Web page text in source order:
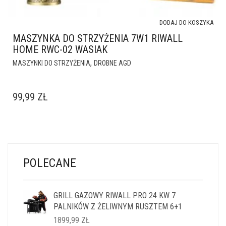
MASZYNKA DO STRZYŻENIA 7W1 RIWALL
HOME RWC-02 WASIAK
MASZYNKI DO STRZYŻENIA, DROBNE AGD
DODAJ DO KOSZYKA
99,99 ZŁ
POLECANE
GRILL GAZOWY RIWALL PRO 24 KW 7
PALNIKÓW Z ŻELIWNYM RUSZTEM 6+1
1899,99 ZŁ